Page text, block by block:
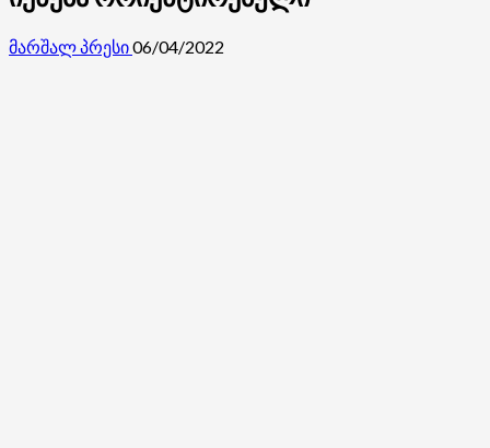
მარშალ პრესი06/04/2022